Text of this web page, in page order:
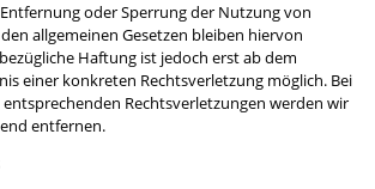
oder Sperrung der Nutzung von
allgemeinen Gesetzen bleiben hiervon
Haftung ist jedoch erst ab dem
einer konkreten Rechtsverletzung möglich. Bei
Rechtsverletzungen werden wir
entfernen.